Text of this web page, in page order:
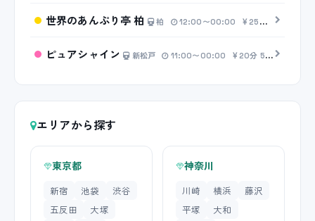
世界のあんぷり亭 柏 柏 12:00〜00:00 25分 2,500円〜
ピュアシャイン 新松戸 11:00〜00:00 20分 5,000円〜
エリアから探す
東京都
新宿 池袋
渋谷
五反田
大塚
神奈川
川崎 横浜
藤沢
平塚
大和